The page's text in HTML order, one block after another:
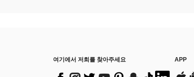
여기에서 저희를 찾아주세요 APP